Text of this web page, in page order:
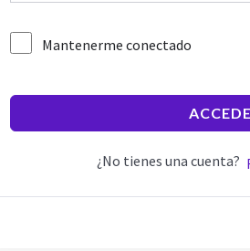
Mantenerme conectado
¿No tienes una cuenta?